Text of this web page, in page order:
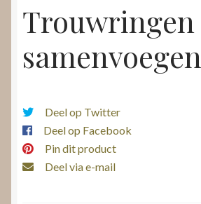
Trouwringen
samenvoegen
Deel op Twitter
Deel op Facebook
Pin dit product
Deel via e-mail